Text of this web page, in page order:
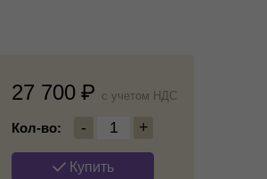
27 700 c учетом НДС
Кол-во: - 1 +
Купить